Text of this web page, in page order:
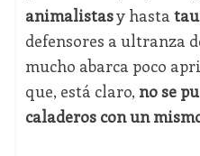
animalistasy hasta
defensores a ultranza
mucho abarca poco
que, está claro, no se
caladeros con un